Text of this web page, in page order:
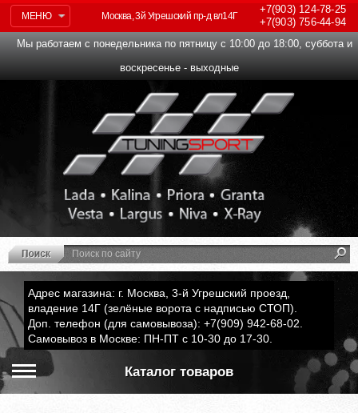
МЕНЮ
+7(903)124-78-25
+7(903)756-44-94
Москва, 3й Угрешский пр-д вл14Г
Мы работаем с понедельника по пятницу с 10:00 до 18:00, суббота и
воскресенье - выходные
Адрес магазина: г. Москва, 3-й Угрешский проезд,
владение 14Г (зелёные ворота с надписью СТОП).
Доп. телефон (для самовывоза): +7(909) 942-68-02.
Самовывоз в Москве: ПН-ПТ с 10-30 до 17-30.
Каталог товаров